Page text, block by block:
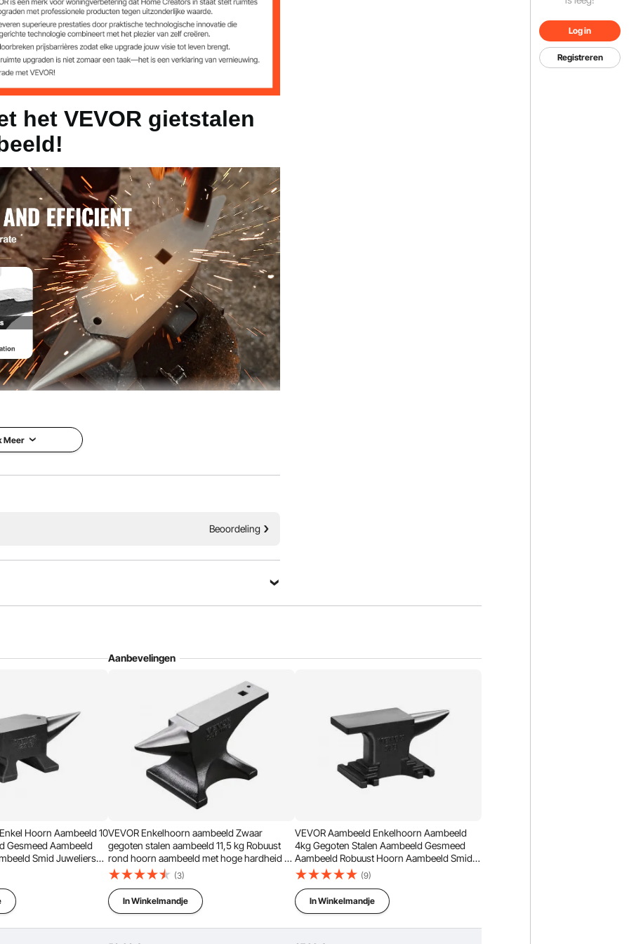
Log in
Registreren
mm
mm
het VEVOR gietstalen
deuken en zorgen voor een hoogwaardige en
en sneller knutselen!
ervoor dat er tijdens het smeden geen verf op het
is, kunt u uw smeedwerk met vertrouwen voltooien.
Meer
Beoordeling
Aanbevelingen
Hoorn Aambeeld 10
Gesmeed Aambeeld
Smid Juweliers
Geschikt
Smeden en
VEVOR Enkelhoorn aambeeld Zwaar
gegoten stalen aambeeld 11,5 kg Robuust
rond hoorn aambeeld met hoge hardheid en
stabiele basis,
metaalbewerkingsgereedschap voor het
buigen, vormen en draaien van metaal
(3)
In Winkelmandje
VEVOR Aambeeld Enkelhoorn Aambeeld
4kg Gegoten Stalen Aambeeld Gesmeed
Aambeeld Robuust Hoorn Aambeeld Smid
Juweliers Metaalsmid Smeedgereedschap
Geschikt voor Klinken, Platmaken, Smeden
en Vormen
(9)
In Winkelmandje